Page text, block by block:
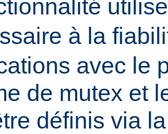
à la
avec le
de mutex et
définis via